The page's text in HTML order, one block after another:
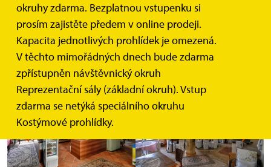
okruhy zdarma. Bezplatnou vstupenku si
prosím zajistěte předem v online prodeji.
Kapacita jednotlivých prohlídek je omezená.
V těchto mimořádných dnech bude zdarma
zpřístupněn návštěvnický okruh
Reprezentační sály (základní okruh). Vstup
zdarma se netýká speciálního okruhu
Kostýmové prohlídky.
Zámecká kavárna
Přijďte si pochutnat na kávě, zákusku či zmrzlině
v historickém areálu milotického zámku